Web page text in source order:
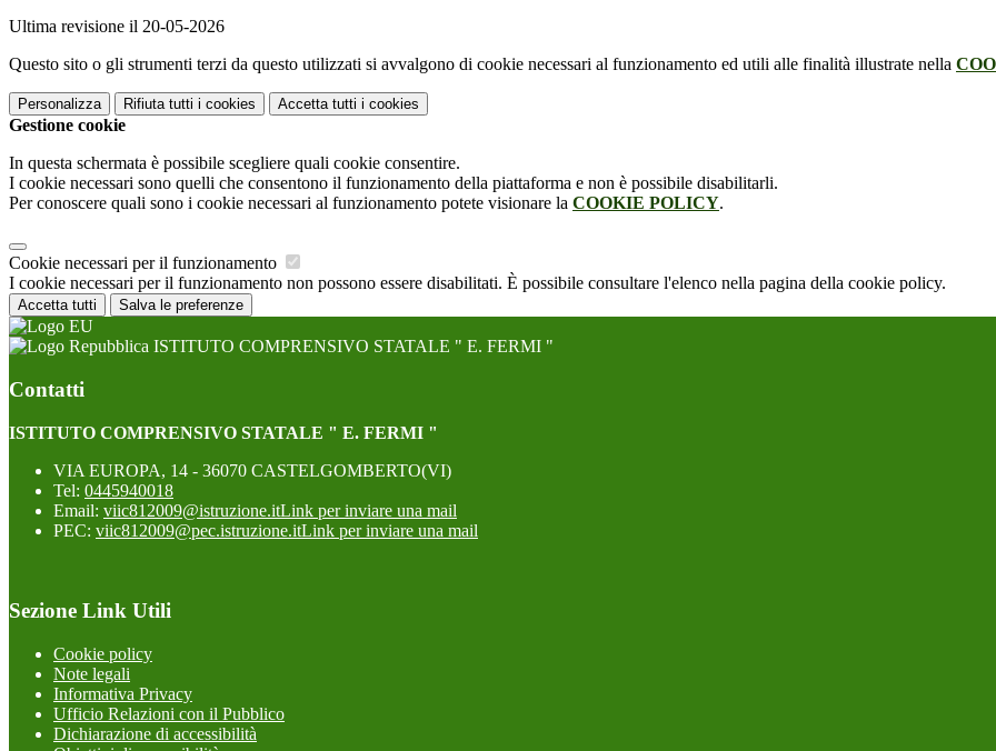
Ultima revisione il 20-05-2026
Questo sito o gli strumenti terzi da questo utilizzati si avvalgono di cookie necessari al funzionamento ed utili alle finalità illustrate nella
Personalizza Rifiuta tutti i cookies Accetta tutti i cookies
Gestione cookie
In questa schermata è possibile scegliere quali cookie consentire.
I cookie necessari sono quelli che consentono il funzionamento della piattaforma e non è possibile disabilitarli.
Per conoscere quali sono i cookie necessari al funzionamento potete visionare la COOKIE POLICY.
Cookie necessari per il funzionamento
I cookie necessari per il funzionamento non possono essere disabilitati. È possibile consultare l'elenco nella pagina della cookie policy.
Accetta tutti Salva le preferenze
ISTITUTO COMPRENSIVO STATALE " E. FERMI "
Contatti
ISTITUTO COMPRENSIVO STATALE " E. FERMI "
VIA EUROPA, 14 - 36070 CASTELGOMBERTO(VI)
Tel: 0445940018
Email: viic812009@istruzione.itLink per inviare una mail
PEC: viic812009@pec.istruzione.itLink per inviare una mail
Sezione Link Utili
Cookie policy
Note legali
Informativa Privacy
Ufficio Relazioni con il Pubblico
Dichiarazione di accessibilità